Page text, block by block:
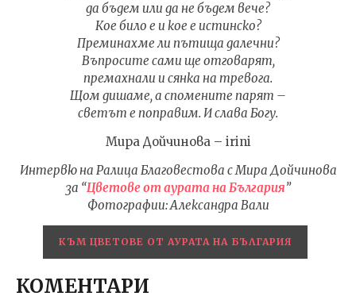
да бъдем или да не бъдем вече?
Кое било е и кое е истинско?
Преминахме ли пътища далечни?
Въпросите сами ще отговарят,
премахнали и сянка на тревога.
Щом дишаме, а спомените парят –
светът е поправим. И слава Богу.
Мира Дойчинова – irini
Интервю на Ралица Благовестова с Мира Дойчинова
за “Цветове от аурата на България”
Фотографии: Александра Вали
КЪМ ЦВЕТОВЕ ОТ АУРАТА НА БЪЛГАРИЯ
КОМЕНТАРИ